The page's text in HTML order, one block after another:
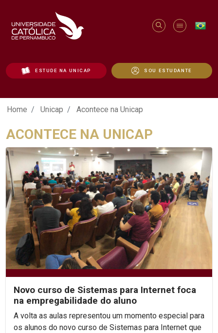
ESTUDE NA UNICAP SOU ESTUDANTE
Acontece na Unicap - Unicap
Home Unicap Acontece na Unicap
ACONTECE NA UNICAP
Novo curso de Sistemas para Internet foca
na empregabilidade do aluno
A volta as aulas representou um momento especial para
os alunos do novo curso de Sistemas para Internet que